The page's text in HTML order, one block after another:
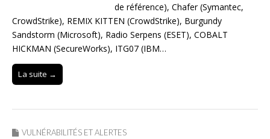
de référence), Chafer (Symantec,
CrowdStrike), REMIX KITTEN (CrowdStrike), Burgundy
Sandstorm (Microsoft), Radio Serpens (ESET), COBALT
HICKMAN (SecureWorks), ITG07 (IBM…
La suite →
VULNÉRABILITÉS ET ALERTES